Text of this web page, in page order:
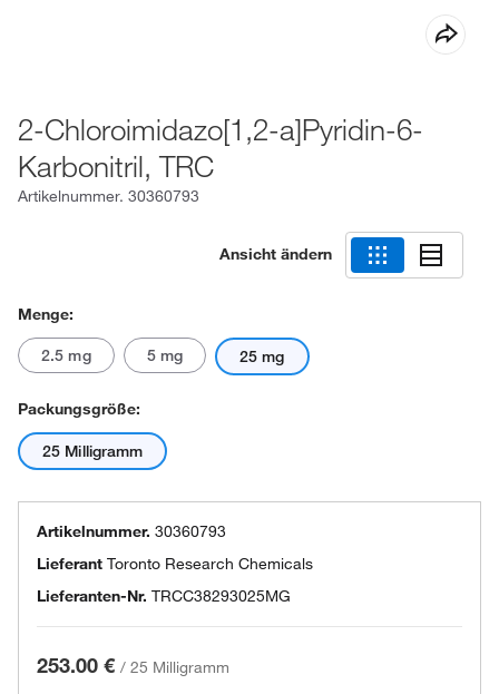
2-Chloroimidazo[1,2-a]Pyridin-6-
Karbonitril, TRC
Artikelnummer. 30360793
Ansicht ändern
Menge:
2.5 mg 5 mg 25 mg
Packungsgröße:
25 Milligramm
Artikelnummer. 30360793
Lieferant Toronto Research Chemicals
Lieferanten-Nr. TRCC38293025MG
253.00 € / 25 Milligramm